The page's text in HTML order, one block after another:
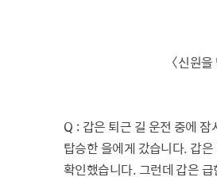
〈신원을
Q : 갑은 퇴근 길 운전 중에
탑승한 을에게 갔습니다. 갑
확인했습니다.그런데 갑은